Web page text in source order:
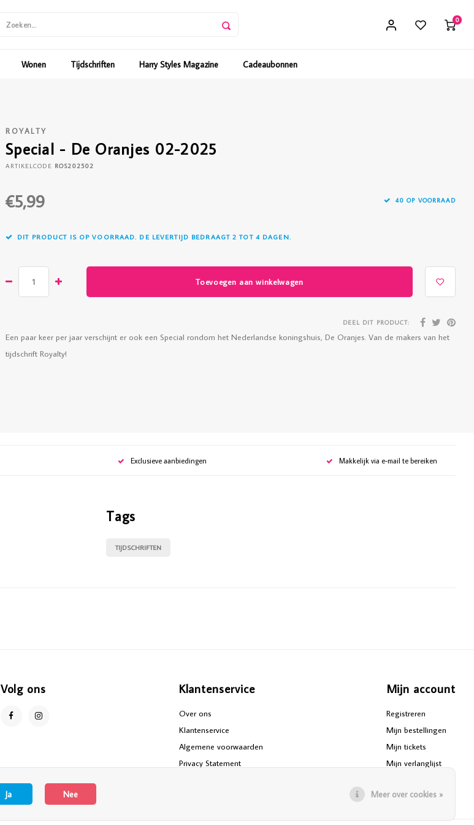
0
Wonen Tijdschriften Harry Styles Magazine Cadeaubonnen
ROYALTY
Special - De Oranjes 02-2025
ARTIKELCODE ROS202502
€5,99 40 OP VOORRAAD
DIT PRODUCT IS OP VOORRAAD. DE LEVERTIJD BEDRAAGT 2 TOT 4 DAGEN.
Toevoegen aan winkelwagen
DEEL DIT PRODUCT:
Een paar keer per jaar verschijnt er ook een Special rondom het Nederlandse koningshuis, De Oranjes. Van de makers van het
tijdschrift Royalty!
Exclusieve aanbiedingen Makkelijk via e-mail te bereiken
Tags
TIJDSCHRIFTEN
Volg ons Klantenservice
Over ons
Klantenservice
Algemene voorwaarden
Privacy Statement
Mijn account
Registreren
Mijn bestellingen
Mijn tickets
Mijn verlanglijst
Ja Nee Meer over cookies »